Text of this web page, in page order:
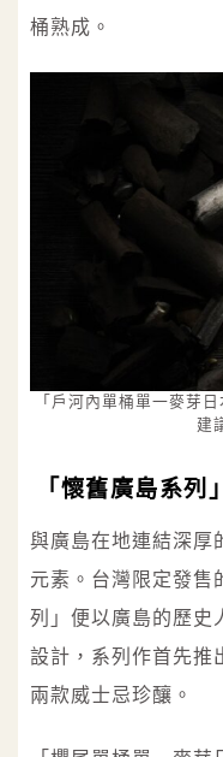
桶熟成。
「戶河內單桶單一麥芽
建
「懷舊廣島系
與廣島在地連結深厚
元素。台灣限定發售
列」便以廣島的歷史
設計，系列作首先推
兩款威士忌珍釀。